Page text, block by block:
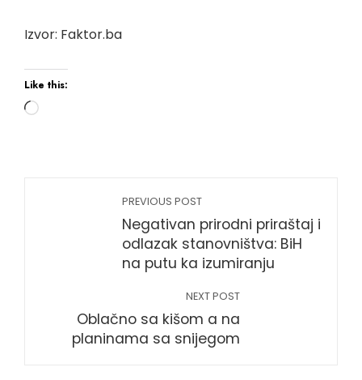
Izvor: Faktor.ba
Like this:
Loading…
PREVIOUS POST
Negativan prirodni priraštaj i
odlazak stanovništva: BiH
na putu ka izumiranju
NEXT POST
Oblačno sa kišom a na
planinama sa snijegom